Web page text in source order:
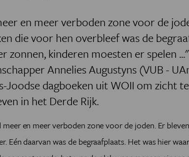
en meer verboden zone voor de
die voor hen overbleef was de
zonnen, kinderen moesten er spelen ..."
Annelies Augustyns (VUB -
Joodse dagboeken uit WOII om zicht
in het Derde Rijk.
en meer verboden zone voor de joden. Er
Eén daarvan was de begraafplaats. Het was hier